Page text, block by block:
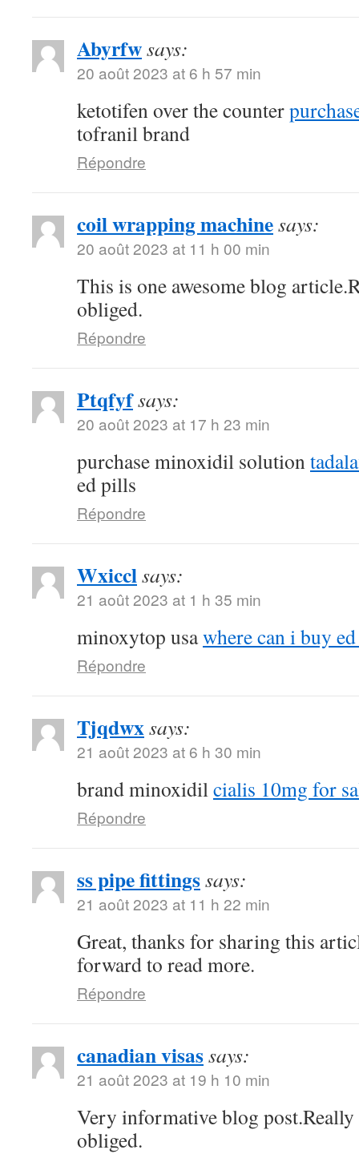
Abyrfwsays:
20 août 2023 at 6 h 57 min
ketotifen over the counter
tofranil brand
Répondre
coil wrapping machinesays:
20 août 2023 at 11 h 00 min
This is one awesome blog
obliged.
Répondre
Ptqfyfsays:
20 août 2023 at 17 h 23 min
purchase minoxidil solution
ed pills
Répondre
Wxicclsays:
21 août 2023 at 1 h 35 min
minoxytop usawhere can i buy
Répondre
Tjqdwxsays:
21 août 2023 at 6 h 30 min
brand minoxidilcialis 10mg for
Répondre
ss pipe fittingssays:
21 août 2023 at 11 h 22 min
Great, thanks for sharing this
forward to read more.
Répondre
canadian visassays:
21 août 2023 at 19 h 10 min
Very informative blog
obliged.